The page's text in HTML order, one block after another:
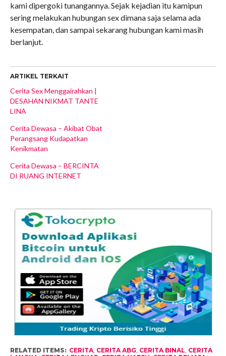
kami dipergoki tunangannya. Sejak kejadian itu kamipun
sering melakukan hubungan sex dimana saja selama ada
kesempatan, dan sampai sekarang hubungan kami masih
berlanjut.
ARTIKEL TERKAIT
Cerita Sex Menggairahkan |
DESAHAN NIKMAT TANTE
LINA
Cerita Dewasa – Akibat Obat
Perangsang Kudapatkan
Kenikmatan
Cerita Dewasa – BERCINTA
DI RUANG INTERNET
RELATED ITEMS: CERITA, CERITA ABG, CERITA BINAL, CERITA